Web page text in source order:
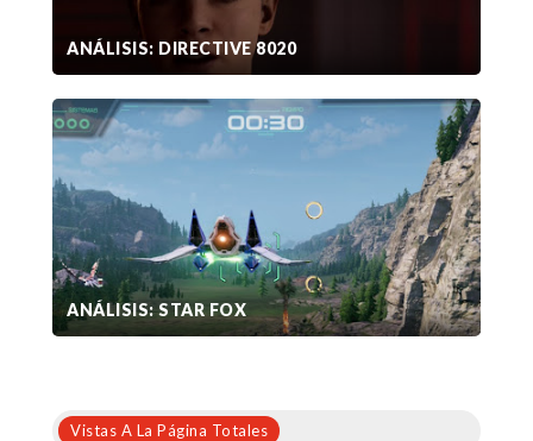
ANÁLISIS: DIRECTIVE 8020
ANÁLISIS: STAR FOX
Vistas A La Página Totales